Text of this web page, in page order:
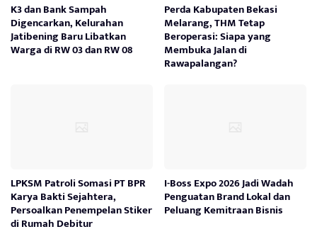
K3 dan Bank Sampah
Digencarkan, Kelurahan
Jatibening Baru Libatkan
Warga di RW 03 dan RW 08
Perda Kabupaten Bekasi
Melarang, THM Tetap
Beroperasi: Siapa yang
Membuka Jalan di
Rawapalangan?
LPKSM Patroli Somasi PT BPR
Karya Bakti Sejahtera,
Persoalkan Penempelan Stiker
di Rumah Debitur
I-Boss Expo 2026 Jadi Wadah
Penguatan Brand Lokal dan
Peluang Kemitraan Bisnis